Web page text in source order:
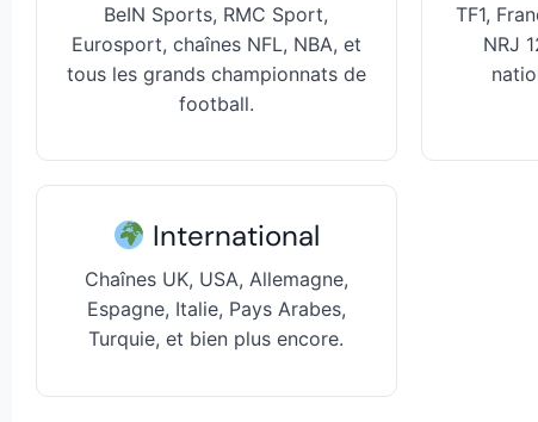
BeIN Sports, RMC Sport,
Eurosport, chaînes NFL, NBA, et
tous les grands championnats de
football.
TF1,
NRJ
International
Chaînes UK, USA, Allemagne,
Espagne, Italie, Pays Arabes,
Turquie, et bien plus encore.